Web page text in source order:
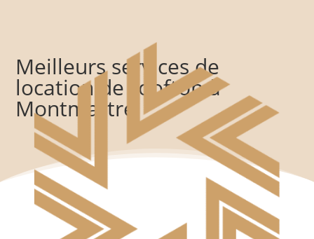
Meilleurs services de
location de rooftop à
Montmartre